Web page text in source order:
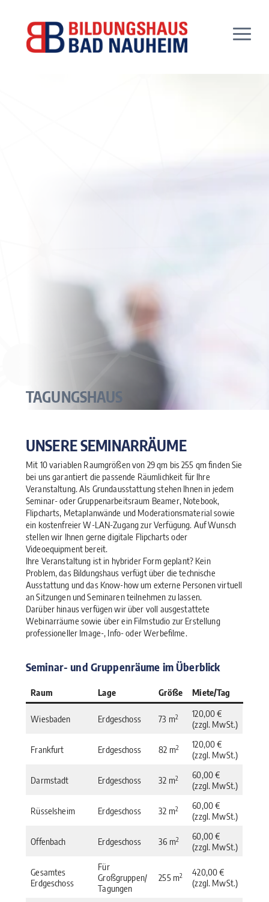
TAGUNGSHAUS
UNSERE SEMINARRÄUME
Mit 10 variablen Raumgrößen von 29 qm bis 255 qm finden Sie
bei uns garantiert die passende Räumlichkeit für Ihre
Veranstaltung. Als Grundausstattung stehen Ihnen in jedem
Seminar- oder Gruppenarbeitsraum Beamer, Notebook,
Flipcharts, Metaplanwände und Moderationsmaterial sowie
ein kostenfreier W-LAN-Zugang zur Verfügung. Auf Wunsch
stellen wir Ihnen gerne digitale Flipcharts oder
Videoequipment bereit.
Ihre Veranstaltung ist in hybrider Form geplant? Kein
Problem, das Bildungshaus verfügt über die technische
Ausstattung und das Know-how um externe Personen virtuell
an Sitzungen und Seminaren teilnehmen zu lassen.
Darüber hinaus verfügen wir über voll ausgestattete
Webinarräume sowie über ein Filmstudio zur Erstellung
professioneller Image-, Info- oder Werbefilme.
Seminar- und Gruppenräume im Überblick
Raum Lage Größe Miete/Tag
Wiesbaden Erdgeschoss 73 m2
120,00 €
(zzgl. MwSt.)
Frankfurt Erdgeschoss 82 m2
120,00 €
(zzgl. MwSt.)
Darmstadt Erdgeschoss 32 m2
60,00 €
(zzgl. MwSt.)
Rüsselsheim Erdgeschoss 32 m2
60,00 €
(zzgl. MwSt.)
Offenbach Erdgeschoss 36 m2
60,00 €
(zzgl. MwSt.)
Gesamtes
Erdgeschoss
Für
Großgruppen/
Tagungen
255 m2
420,00 €
(zzgl. MwSt.)